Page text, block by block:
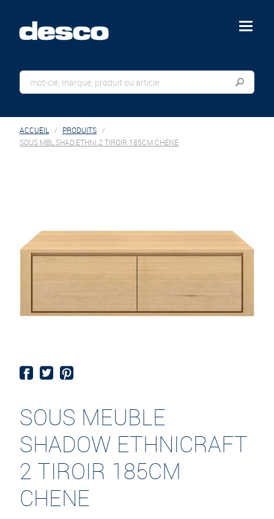
menu
ACCUEIL
PRODUITS
SOUS MBL.SHAD.ETHNI.2 TIROIR 185CM CHENE
SOUS MEUBLE
SHADOW ETHNICRAFT
2 TIROIR 185CM
CHENE